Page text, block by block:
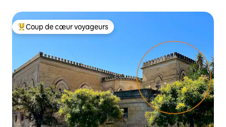
Coup de cœur voyageurs parmi les plus aimés
Coup de cœur voyageurs